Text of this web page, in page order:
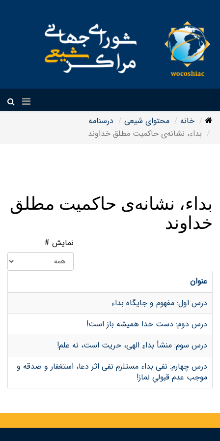
خانه محتوای شیعی
درسنامه
بداء، نشانه‌ی حاکمیت مطلق خداوند
بداء، نشانه‌ی حاکمیت مطلق
خداوند
نمایش #
عنوان
درس اول: مفهوم و جایگاه بداء
درس دوم: دست خدا همیشه باز است!
درس سوم: منشأ بداءِ الهی، حریت است، نه علم!
درس چهارم: نفی بداء مستلزم نفی اثر دعا، استغفار و صدقه و
موجب عدم قبولیِ نماز!